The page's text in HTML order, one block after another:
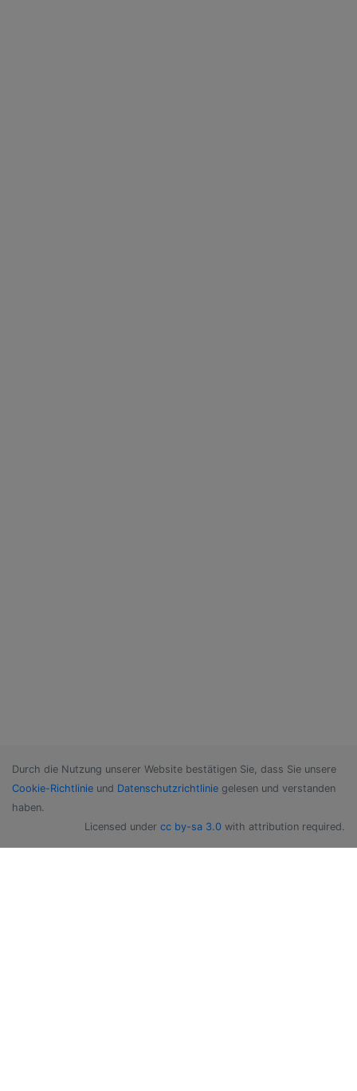
Durch die Nutzung unserer Website bestätigen Sie, dass Sie unsere
Cookie-Richtlinie und Datenschutzrichtlinie gelesen und verstanden
haben.
Licensed under cc by-sa 3.0 with attribution required.